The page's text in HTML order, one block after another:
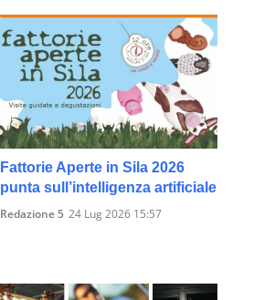
Fattorie Aperte in Sila 2026
punta sull’intelligenza artificiale
Redazione 5 24 Lug 2026 15:57